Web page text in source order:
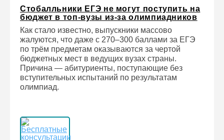
Стобалльники ЕГЭ не могут поступить на
бюджет в топ-вузы из-за олимпиадников
Как стало известно, выпускники массово
жалуются, что даже с 270–300 баллами за ЕГЭ
по трём предметам оказываются за чертой
бюджетных мест в ведущих вузах страны.
Причина — абитуриенты, поступающие без
вступительных испытаний по результатам
олимпиад.